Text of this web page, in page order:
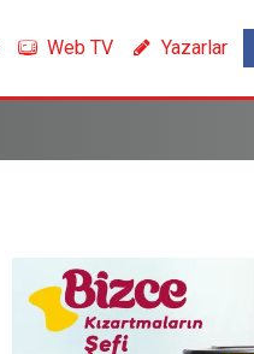
Web TV Yazarlar